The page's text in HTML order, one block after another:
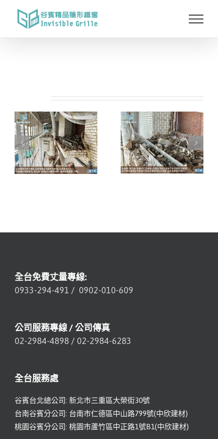
全台免費丈量專線:
0933-294-491 / 0902-010-609
公司服務專線 / 公司傳真
02-2984-4898 / 02-2984-6283
全台服務處
谷賓台北總公司: 新北市三重區大榮街30號
台南谷賓分公司: 台南市仁德區中山路799號(中欣建材)
桃園谷賓分公司: 桃園市蘆竹區中正路1號B1(中欣建材)